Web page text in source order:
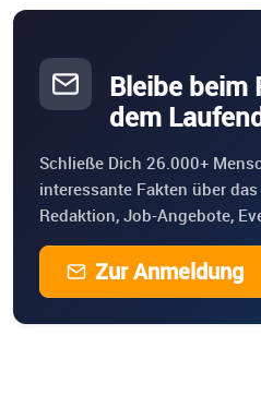
Bleibe beim
dem
Schließe Dich 26.000+
interessante Fakten über
Redaktion, Job-Angebote,
Zur Anmeldung